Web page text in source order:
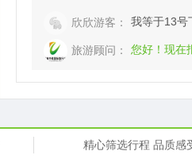
欣欣游客： 我等于13号
旅游顾问： 您好！现在
精心筛选行程 品质感